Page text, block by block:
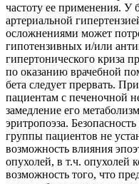
частоту ее применения. У
артериальной
осложнениями может
гипотензивных и/или
гипертонического криза
по оказанию врачебной
бета следует прервать.
пациентам с печеночной
замедление его
эритропоэза.
группы пациентов не
возможность влияния
опухолей, в т.ч. опухолей
возможность того, что